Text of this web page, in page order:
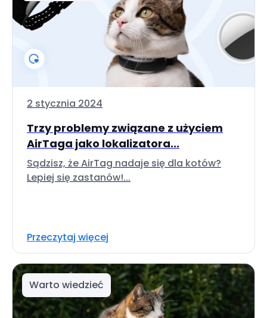
2 stycznia 2024
Trzy problemy związane z użyciem
AirTaga jako lokalizatora...
Sądzisz, że AirTag nadaje się dla kotów?
Lepiej się zastanów!...
Przeczytaj więcej
Warto wiedzieć